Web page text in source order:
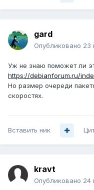
gard
Опубликовано 23
Уж не знаю поможет ли
https://debianforum.ru/
Но размер очереди
скоростях.
Вставить ник
kravt
Опубликовано 24